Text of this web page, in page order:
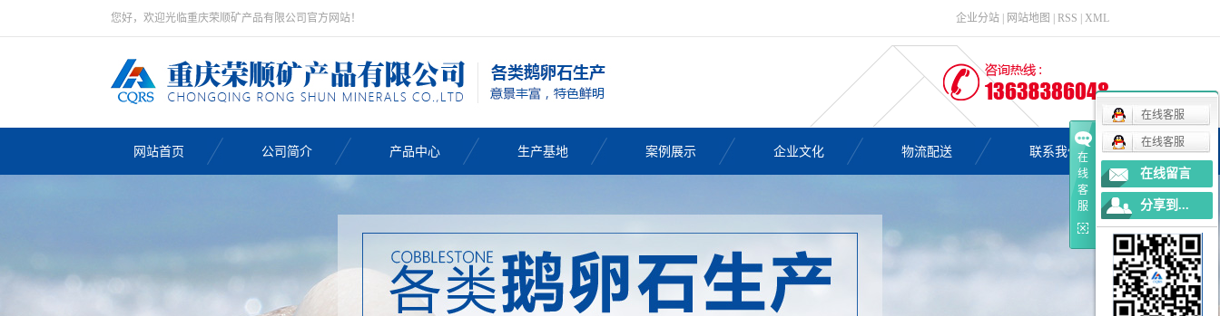
您好，欢迎光临重庆荣顺矿产品有限公司官方网站！ 企业分站 网站地图 RSS XML
网站首页 公司简介 产品中心
海南鹅卵石厂家
海南鹅卵石价格
生产基地 案例展示 企业文化 物流配送 联系我们在
线
客
服
在线客服
在线客服
在线留言
分享到...